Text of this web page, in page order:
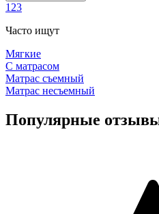
1 23
Часто ищут
Мягкие
С матрасом
Матрас съемный
Матрас несъемный
Популярные